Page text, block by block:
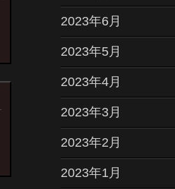
2023年6月
2023年5月
2023年4月
2023年3月
2023年2月
2023年1月